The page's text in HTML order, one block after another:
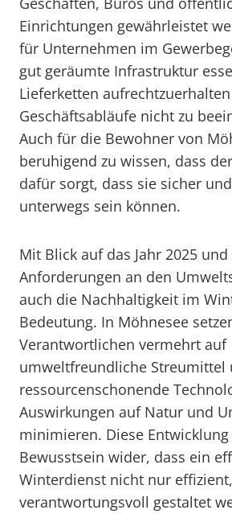
Einrichtungen gewährleistet
für Unternehmen im
gut geräumte Infrastruktur
Lieferketten
Geschäftsabläufe nicht zu
Auch für die Bewohner von
beruhigend zu wissen, dass
dafür sorgt, dass sie sicher
unterwegs sein können.
Mit Blick auf das Jahr 2025
Anforderungen an den
auch die Nachhaltigkeit im
Bedeutung. In Möhnesee
Verantwortlichen vermehrt auf
umweltfreundliche Streumittel
ressourcenschonende
Auswirkungen auf Natur und
minimieren. Diese
Bewusstsein wider, dass ein
Winterdienst nicht nur
verantwortungsvoll gestaltet